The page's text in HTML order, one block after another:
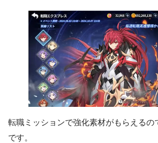
転職ミッションで強化素材がもらえるの
です。